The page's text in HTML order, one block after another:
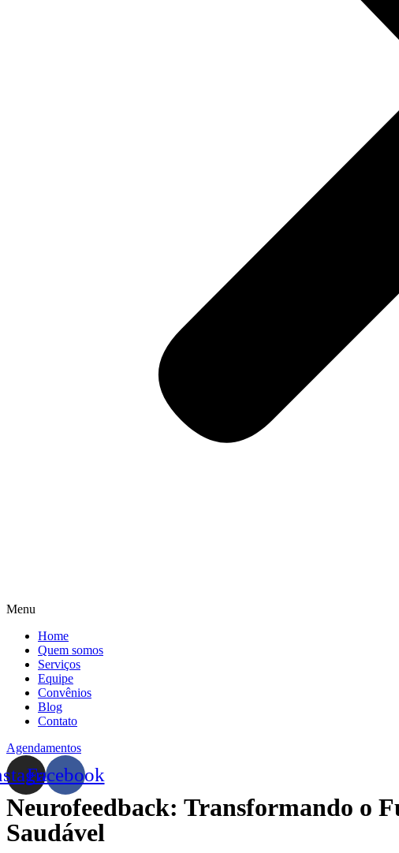
Menu
Home
Quem somos
Serviços
Equipe
Convênios
Blog
Contato
Agendamentos
Facebook
Neurofeedback: Transformando o
Saudável